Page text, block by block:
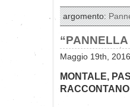
argomento:
Maggio 19th,
MONTALE,
RACCONTANO